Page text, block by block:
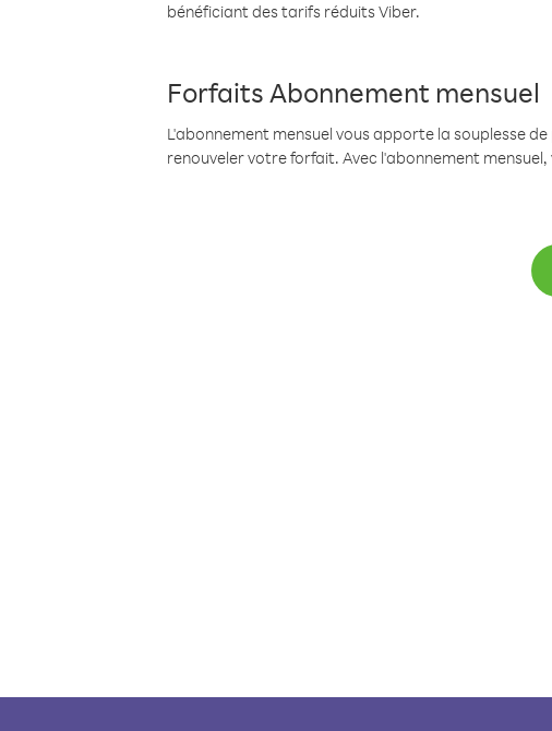
bénéficiant des tarifs réduits Viber.
Forfaits Abonnement mensuel
L'abonnement mensuel vous apporte la souplesse
renouveler votre forfait. Avec l'abonnement